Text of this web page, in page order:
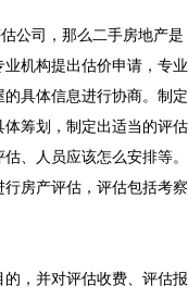
公司，那么二手房地产是
机构提出估价申请，专业
具体信息进行协商。制定
筹划，制定出适当的评估
、人员应该怎么安排等。
房产评估，评估包括考察
，并对评估收费、评估报